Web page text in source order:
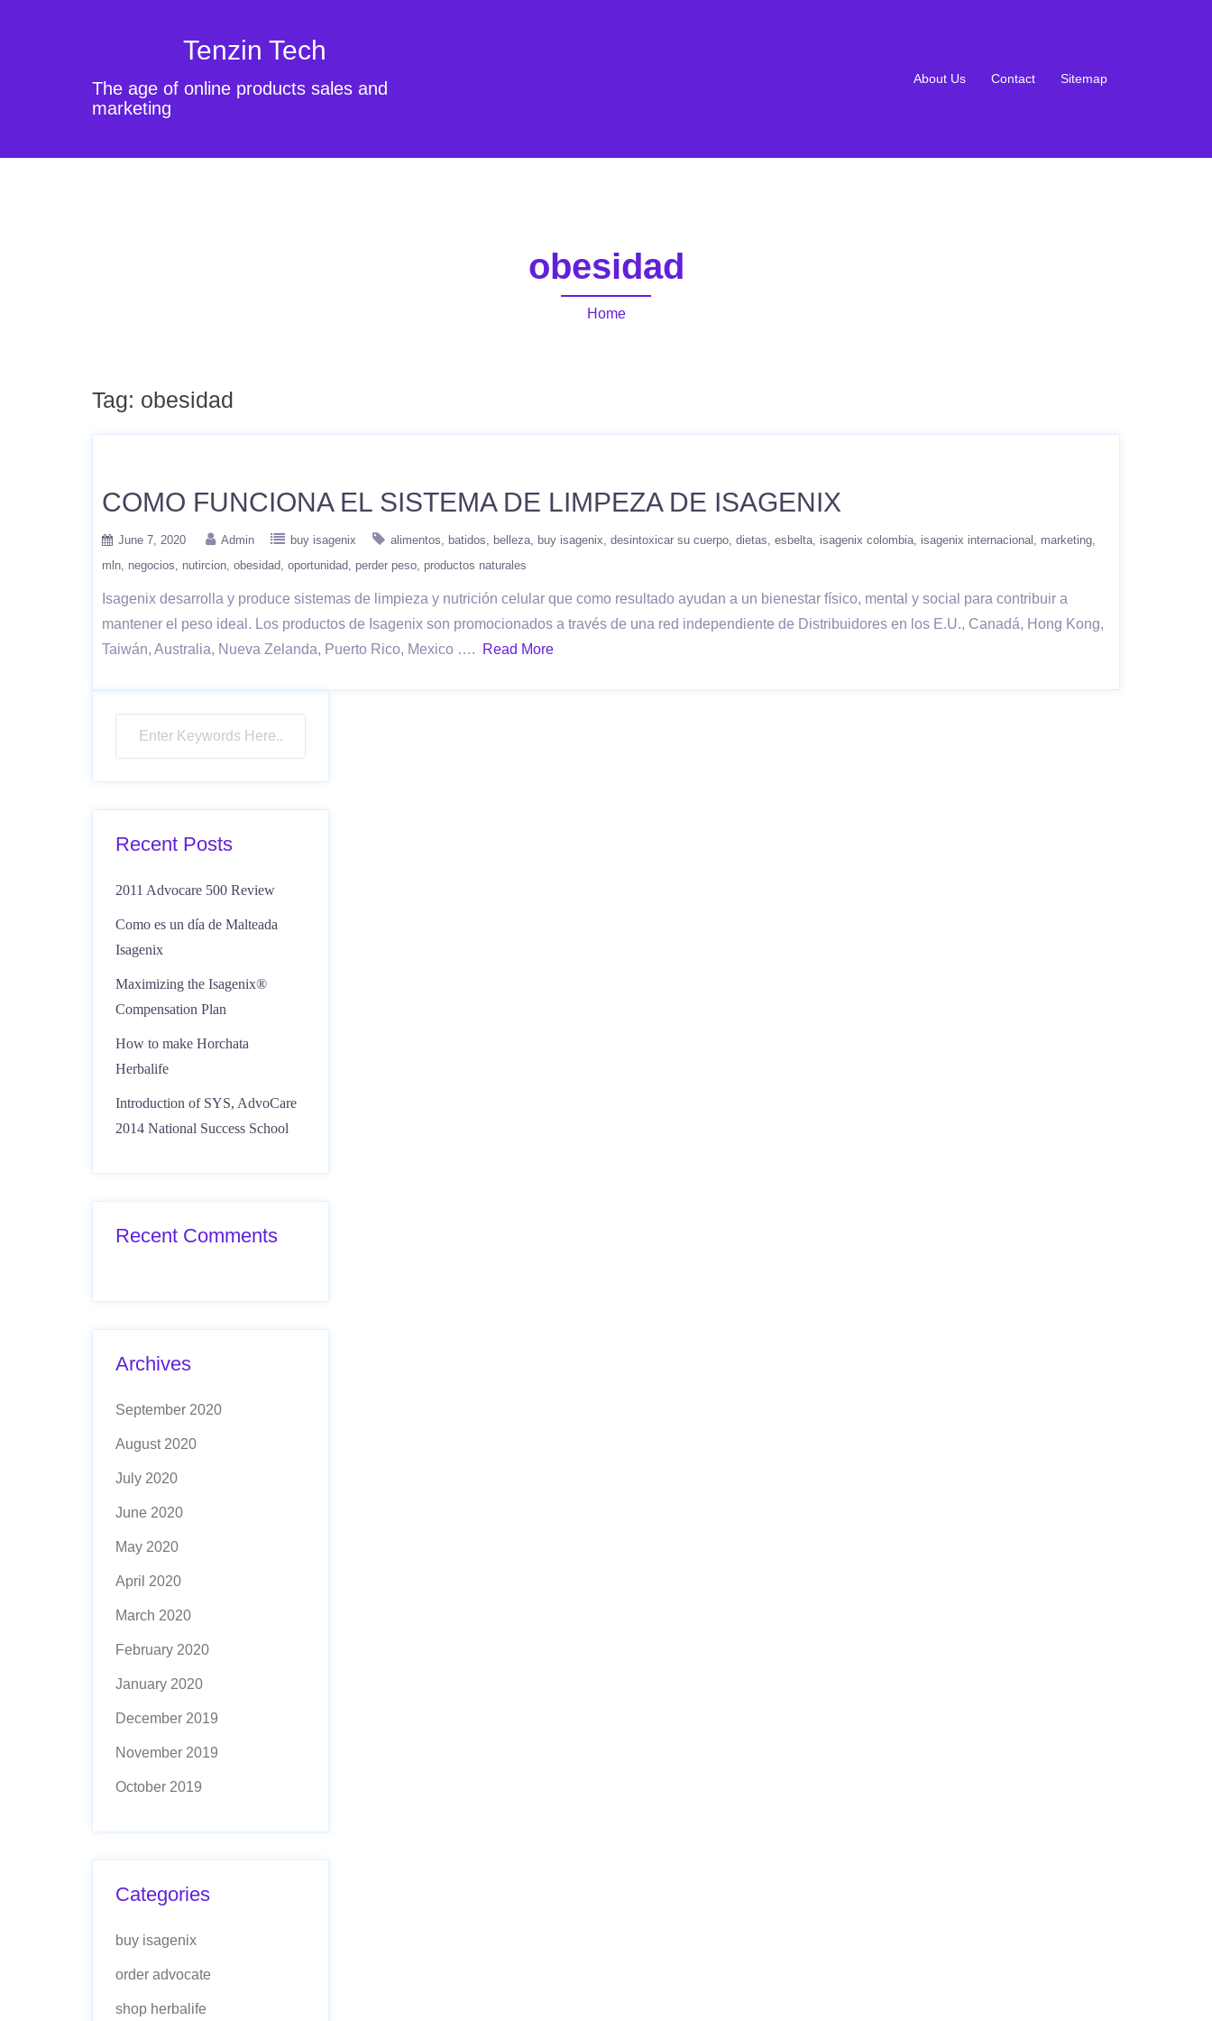
Tenzin Tech
The age of online products sales and
marketing
About Us Contact Sitemap
obesidad
Home
Tag: obesidad
COMO FUNCIONA EL SISTEMA DE LIMPEZA DE ISAGENIX
June 7, 2020 Admin buy isagenix alimentos batidos belleza buy isagenix desintoxicar su cuerpo dietas esbelta isagenix colombia isagenix internacional
marketing
mln negocios nutircion obesidad oportunidad perder peso productos naturales
Isagenix desarrolla y produce sistemas de limpieza y nutrición celular que como resultado ayudan a un bienestar físico, mental y social para contribuir a
mantener el peso ideal. Los productos de Isagenix son promocionados a través de una red independiente de Distribuidores en los E.U., Canadá, Hong Kong,
Taiwán, Australia, Nueva Zelanda, Puerto Rico, Mexico ….
Read More
Recent Posts
2011 Advocare 500 Review
Como es un día de Malteada
Isagenix
Maximizing the Isagenix®
Compensation Plan
How to make Horchata
Herbalife
Introduction of SYS, AdvoCare
2014 National Success School
Recent Comments
Archives
September 2020
August 2020
July 2020
June 2020
May 2020
April 2020
March 2020
February 2020
January 2020
December 2019
November 2019
October 2019
Categories
buy isagenix
order advocate
shop herbalife